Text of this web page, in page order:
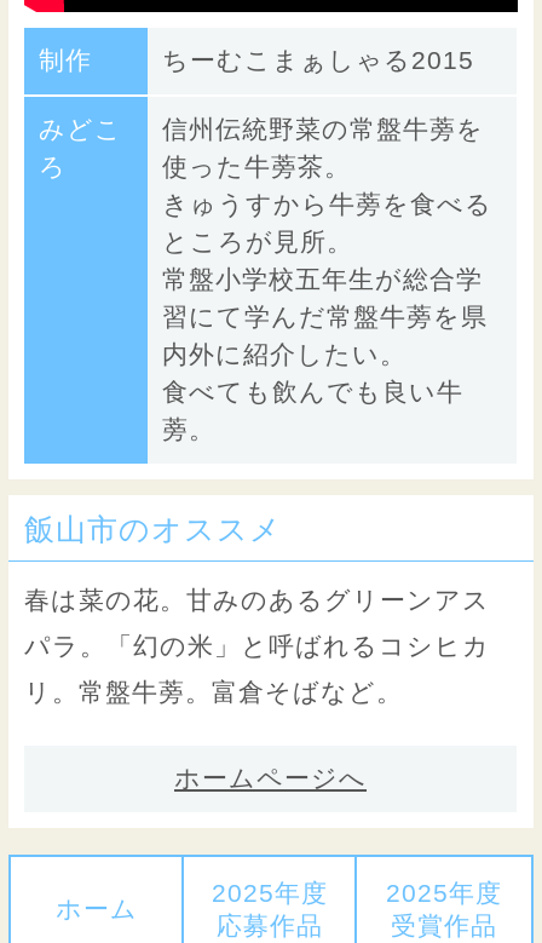
制作 ちーむこまぁしゃる2015
みどこ
ろ
信州伝統野菜の常盤牛蒡を
使った牛蒡茶。
きゅうすから牛蒡を食べる
ところが見所。
常盤小学校五年生が総合学
習にて学んだ常盤牛蒡を県
内外に紹介したい。
食べても飲んでも良い牛
蒡。
飯山市のオススメ
春は菜の花。甘みのあるグリーンアス
パラ。「幻の米」と呼ばれるコシヒカ
リ。常盤牛蒡。富倉そばなど。
ホームページへ
ホーム
2025年度
応募作品
2025年度
受賞作品